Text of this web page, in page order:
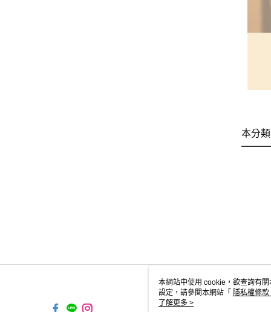
本分
本網站中使用 cookie，欲查詢有
設定，請參閱本網站「 隱私權條款
使用 cookie。
了解更多 >